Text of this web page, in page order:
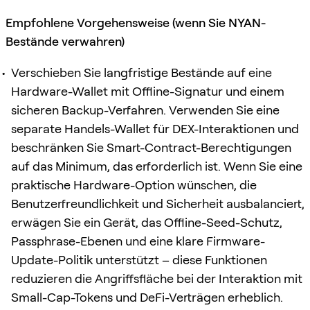
Empfohlene Vorgehensweise (wenn Sie NYAN-
Bestände verwahren)
Verschieben Sie langfristige Bestände auf eine
Hardware-Wallet mit Offline-Signatur und einem
sicheren Backup-Verfahren. Verwenden Sie eine
separate Handels-Wallet für DEX-Interaktionen und
beschränken Sie Smart-Contract-Berechtigungen
auf das Minimum, das erforderlich ist. Wenn Sie eine
praktische Hardware-Option wünschen, die
Benutzerfreundlichkeit und Sicherheit ausbalanciert,
erwägen Sie ein Gerät, das Offline-Seed-Schutz,
Passphrase-Ebenen und eine klare Firmware-
Update-Politik unterstützt – diese Funktionen
reduzieren die Angriffsfläche bei der Interaktion mit
Small-Cap-Tokens und DeFi-Verträgen erheblich.